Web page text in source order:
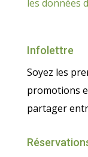
les données
Infolettre
Soyez les
promotions
partager